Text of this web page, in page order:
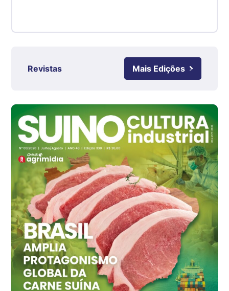
RS
Ovo Branco - Regional
Ovo Branco - Regional
Branco
R$ 145,34
cx
Ovo Vermelho - Regional
Grande São Paulo (SP)
R$ 155,59
cx
Ovo Vermelho - Regional
Vermelho
R$ 159,31
cx
Ovo Branco - Regional
Revistas Mais Edições